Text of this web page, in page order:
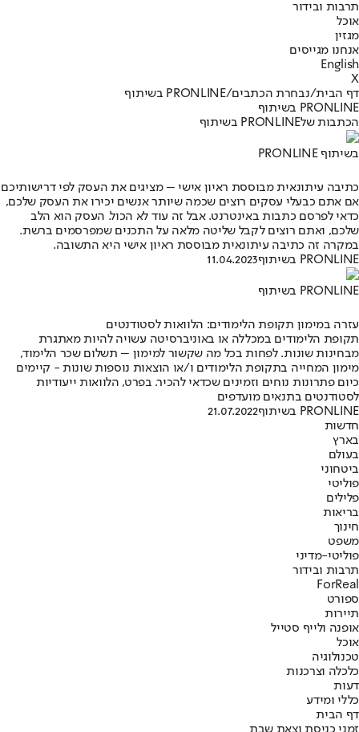
תרבות ובידור
אוכל
מגזין
אנחנו מגייסים
English
X
דף הבית/נבחרת הכתבים/PRONLINE בשיתוף
PRONLINE בשיתוף
הכתבות שלPRONLINE בשיתוף
בשיתוף PRONLINE
כתיבה עיתונאית מבוססת ראיון אישי – מציגים את העסק לפי דרישותיכם
אם אתם כבעלי עסקים רוצים שכמה שיותר אנשים יכירו את העסק שלכם,
כדאי לפרסם כתבות באינטרנט. אבל זה עוד לא הכול. העסק הוא הלב
שלכם, ואתם רוצים לקבל שליטה מלאה על התכנים שמפרסמים ברשת.
במקרה זה כתיבה עיתונאית מבוססת ראיון אישי היא התשובה.
PRONLINE בשיתוף
11.04.2023
PRONLINE בשיתוף
עזרה במימון תקופת הלימודים: הלוואות לסטודנטים
תקופת הלימודים במכללה או באוניברסיטה עשויה להיות מאתגרת
מבחינות שונות. לפחות בכל מה שקשור למימון – תשלום שכר הלימוד,
מימון המחייה בתקופת הלימודים ו/או הוצאות נוספות שונות - קיימים
כיום פתרונות נוחים וזמינים שכדאי להכיר. בפרט, הלוואות ייעודיות
לסטודנטים בתנאים מועדפים
PRONLINE בשיתוף
21.07.2022
חדשות
בארץ
בעולם
ביטחוני
פוליטי
פלילים
בריאות
חינוך
משפט
פוליטי-מדיני
תרבות ובידור
ForReal
ספורט
תיירות
אופנה ולייף סטייל
אוכל
טכנולוגיה
כלכלה וצרכנות
דעות
כללי ומידע
דף הבית